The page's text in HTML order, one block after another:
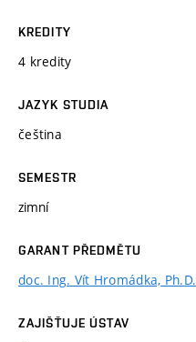
KREDITY
4 kredity
JAZYK STUDIA
čeština
SEMESTR
zimní
GARANT PŘEDMĚTU
doc. Ing. Vít Hromádka, Ph.D.
ZAJIŠŤUJE ÚSTAV